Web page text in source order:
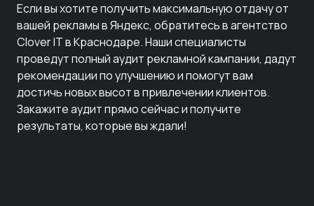
Если вы хотите получить максимальную отдачу от
вашей рекламы в Яндекс, обратитесь в агентство
Clover IT в Краснодаре. Наши специалисты
проведут полный аудит рекламной кампании, дадут
рекомендации по улучшению и помогут вам
достичь новых высот в привлечении клиентов.
Закажите аудит прямо сейчас и получите
результаты, которые вы ждали!